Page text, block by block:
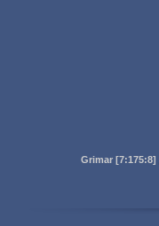
Grimar [7:175:8]